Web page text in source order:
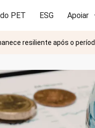
PET ESG Apoiar
resiliente após o